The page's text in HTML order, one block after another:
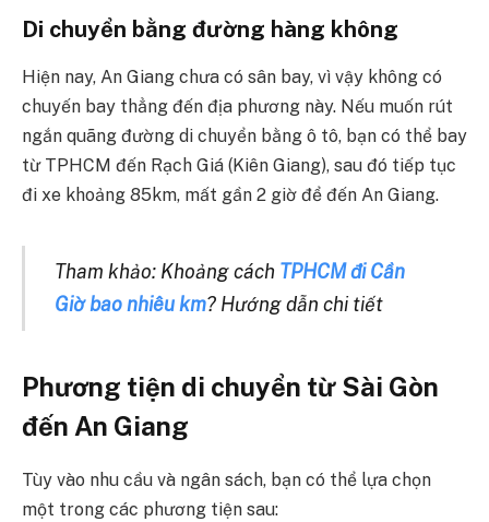
Di chuyển bằng đường hàng không
Hiện nay, An Giang chưa có sân bay, vì vậy không có
chuyến bay thẳng đến địa phương này. Nếu muốn rút
ngắn quãng đường di chuyển bằng ô tô, bạn có thể bay
từ TPHCM đến Rạch Giá (Kiên Giang), sau đó tiếp tục
đi xe khoảng 85km, mất gần 2 giờ để đến An Giang.
Tham khảo: Khoảng cách TPHCM đi Cần
Giờ bao nhiêu km? Hướng dẫn chi tiết
Phương tiện di chuyển từ Sài Gòn
đến An Giang
Tùy vào nhu cầu và ngân sách, bạn có thể lựa chọn
một trong các phương tiện sau: